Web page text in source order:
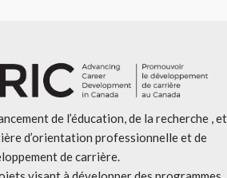
de l’éducation, de la recherche , et
d’orientation professionnelle et de
de carrière.